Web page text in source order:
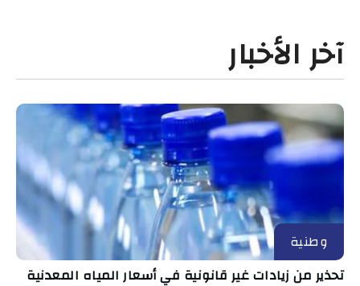
آخر الأخبار
وطنية
تحذير من زيادات غير قانونية في أسعار المياه المعدنية